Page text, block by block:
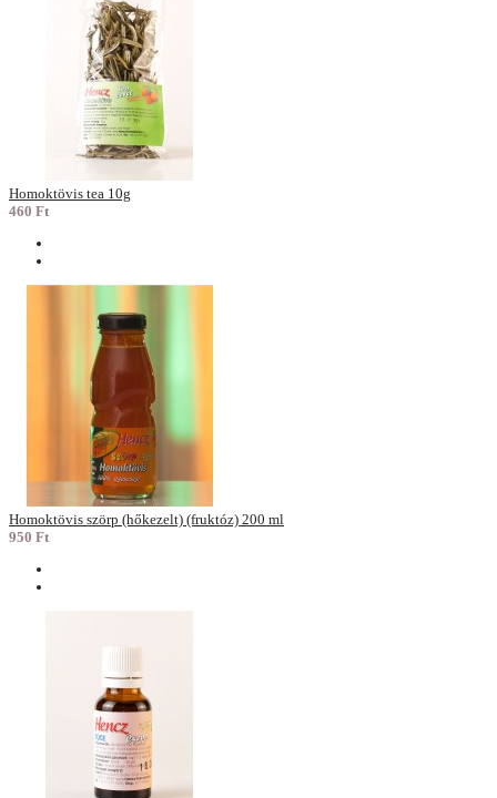
Homoktövis tea 10g
460 Ft
Homoktövis szörp (hőkezelt) (fruktóz) 200 ml
950 Ft